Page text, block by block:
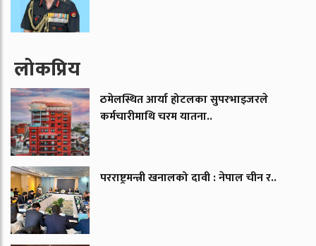
लाेकप्रिय
ठमेलस्थित आर्या होटलका सुपरभाइजरले
कर्मचारीमाथि चरम यातना..
परराष्ट्रमन्त्री खनालको दावी : नेपाल चीन र..